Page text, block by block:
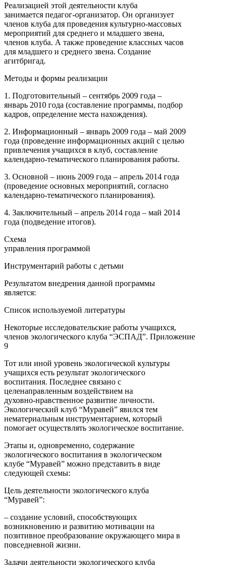
Реализацией этой деятельности клуба
занимается педагог-организатор. Он организует
членов клуба для проведения культурно-массовых
мероприятий для среднего и младшего звена,
членов клуба. А также проведение классных часов
для младшего и среднего звена. Создание
агитбригад.
Методы и формы реализации
1. Подготовительный – сентябрь 2009 года –
январь 2010 года (составление программы, подбор
кадров, определение места нахождения).
2. Информационный – январь 2009 года – май 2009
года (проведение информационных акций с целью
привлечения учащихся в клуб, составление
календарно-тематического планирования работы.
3. Основной – июнь 2009 года – апрель 2014 года
(проведение основных мероприятий, согласно
календарно-тематического планирования).
4. Заключительный – апрель 2014 года – май 2014
года (подведение итогов).
Схема
управления программой
Инструментарий работы с детьми
Результатом внедрения данной программы
является:
Список используемой литературы
Некоторые исследовательские работы учащихся,
членов экологического клуба “ЭСПАД”. Приложение
9
Тот или иной уровень экологической культуры
учащихся есть результат экологического
воспитания. Последнее связано с
целенаправленным воздействием на
духовно-нравственное развитие личности.
Экологический клуб “Муравей” явился тем
нематериальным инструментарием, который
помогает осуществлять экологическое воспитание.
Этапы и, одновременно, содержание
экологического воспитания в экологическом
клубе “Муравей” можно представить в виде
следующей схемы:
Цель деятельности экологического клуба
“Муравей”:
– создание условий, способствующих
возникновению и развитию мотивации на
позитивное преобразование окружающего мира в
повседневной жизни.
Задачи деятельности экологического клуба